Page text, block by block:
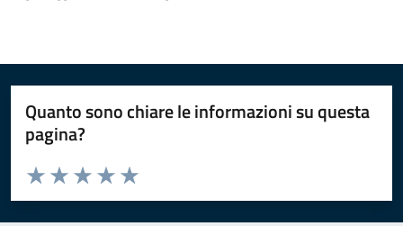
Quanto sono chiare le informazioni su questa
pagina?
Valuta da 1 a 5 stelle la pagina
Valuta 5 stelle su 5
Valuta 4 stelle su 5
Valuta 3 stelle su 5
Valuta 2 stelle su 5
Valuta 1 stelle su 5